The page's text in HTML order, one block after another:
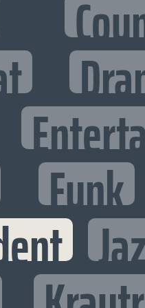
Funk